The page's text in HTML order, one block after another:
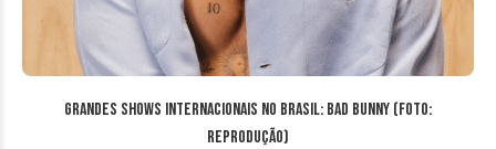
Grandes Shows Internacionais no Brasil: Bad Bunny (Foto:
reprodução)